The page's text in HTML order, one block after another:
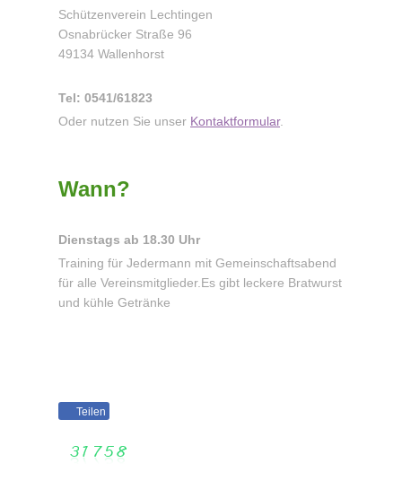
Schützenverein Lechtingen
Osnabrücker Straße 96
49134 Wallenhorst
Tel: 0541/61823
Oder nutzen Sie unser Kontaktformular.
Wann?
Dienstags ab 18.30 Uhr
Training für Jedermann mit Gemeinschaftsabend
für alle Vereinsmitglieder.Es gibt leckere Bratwurst
und kühle Getränke
Teilen